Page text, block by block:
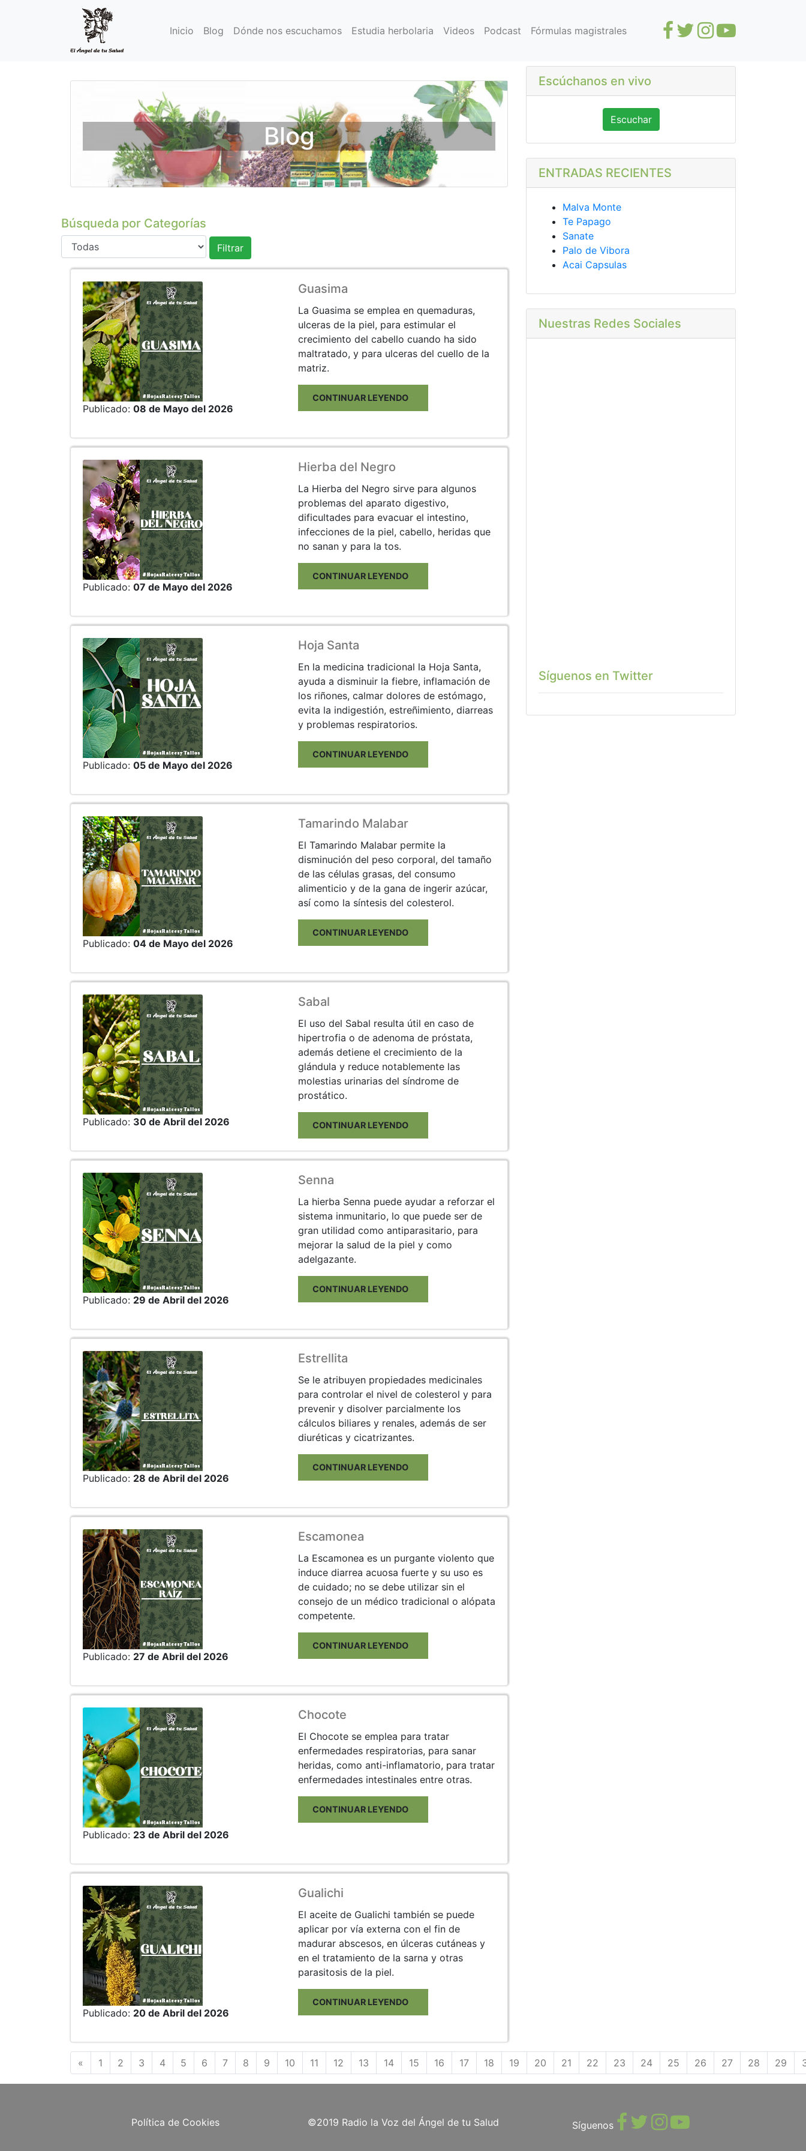
Inicio Blog Dónde nos escuchamos Estudia herbolaria Videos Podcast Fórmulas magistrales
Blog
Búsqueda por Categorías
Filtrar
Publicado: 08 de Mayo del 2026
Guasima
La Guasima se emplea en quemaduras,
ulceras de la piel, para estimular el
crecimiento del cabello cuando ha sido
maltratado, y para ulceras del cuello de la
matriz.
CONTINUAR LEYENDO
Publicado: 07 de Mayo del 2026
Hierba del Negro
La Hierba del Negro sirve para algunos
problemas del aparato digestivo,
dificultades para evacuar el intestino,
infecciones de la piel, cabello, heridas que
no sanan y para la tos.
CONTINUAR LEYENDO
Publicado: 05 de Mayo del 2026
Hoja Santa
En la medicina tradicional la Hoja Santa,
ayuda a disminuir la fiebre, inflamación de
los riñones, calmar dolores de estómago,
evita la indigestión, estreñimiento, diarreas
y problemas respiratorios.
CONTINUAR LEYENDO
Publicado: 04 de Mayo del 2026
Tamarindo Malabar
El Tamarindo Malabar permite la
disminución del peso corporal, del tamaño
de las células grasas, del consumo
alimenticio y de la gana de ingerir azúcar,
así como la síntesis del colesterol.
CONTINUAR LEYENDO
Publicado: 30 de Abril del 2026
Sabal
El uso del Sabal resulta útil en caso de
hipertrofia o de adenoma de próstata,
además detiene el crecimiento de la
glándula y reduce notablemente las
molestias urinarias del síndrome de
prostático.
CONTINUAR LEYENDO
Publicado: 29 de Abril del 2026
Senna
La hierba Senna puede ayudar a reforzar el
sistema inmunitario, lo que puede ser de
gran utilidad como antiparasitario, para
mejorar la salud de la piel y como
adelgazante.
CONTINUAR LEYENDO
Publicado: 28 de Abril del 2026
Estrellita
Se le atribuyen propiedades medicinales
para controlar el nivel de colesterol y para
prevenir y disolver parcialmente los
cálculos biliares y renales, además de ser
diuréticas y cicatrizantes.
CONTINUAR LEYENDO
Publicado: 27 de Abril del 2026
Escamonea
La Escamonea es un purgante violento que
induce diarrea acuosa fuerte y su uso es
de cuidado; no se debe utilizar sin el
consejo de un médico tradicional o alópata
competente.
CONTINUAR LEYENDO
Publicado: 23 de Abril del 2026
Chocote
El Chocote se emplea para tratar
enfermedades respiratorias, para sanar
heridas, como anti-inflamatorio, para tratar
enfermedades intestinales entre otras.
CONTINUAR LEYENDO
Publicado: 20 de Abril del 2026
Gualichi
El aceite de Gualichi también se puede
aplicar por vía externa con el fin de
madurar abscesos, en úlceras cutáneas y
en el tratamiento de la sarna y otras
parasitosis de la piel.
CONTINUAR LEYENDO
« Anterior
1 2 3 4 5 6 7 8 9 10 11 12 13 14 15 16 17 18 19 20 21 22 23 24 25 26 27 28 29
Escúchanos en vivo
Escuchar
ENTRADAS RECIENTES
Malva Monte
Te Papago
Sanate
Palo de Vibora
Acai Capsulas
Nuestras Redes Sociales
Síguenos en Twitter
Política de Cookies ©2019 Radio la Voz del Ángel de tu Salud Síguenos